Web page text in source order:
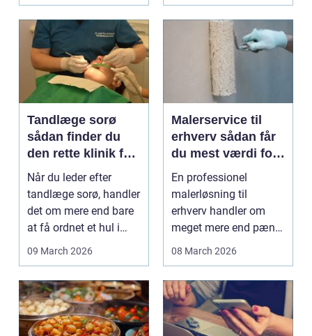
Tandlæge sorø
sådan finder du
den rette klinik for
dig
Når du leder efter
tandlæge sorø, handler
det om mere end bare
at få ordnet et hul i
tanden. For man...
09 March 2026
Malerservice til
erhverv sådan får
du mest værdi for
pengene
En professionel
malerløsning til
erhverv handler om
meget mere end pæne
vægge. Malerarbejde
08 March 2026